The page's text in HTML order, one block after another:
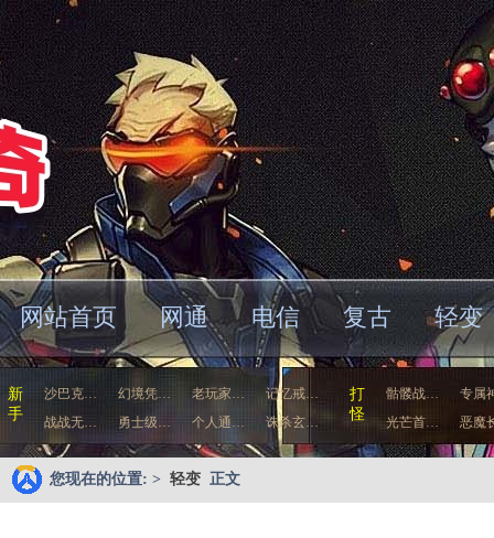
网站首页 网通 电信 复古 轻变
车
新
手
沙巴克… 幻境凭… 老玩家…
记忆戒…
战战无…
勇士级… 个人通… 诛杀玄…
打
怪
骷髅战…
专属
光芒首…
恶魔
您现在的位置: > 轻变 正文